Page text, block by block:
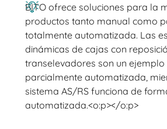
BITO ofrece soluciones para la
productos tanto manual como
totalmente automatizada. Las
dinámicas de cajas con
transelevadores son un ejemplo
parcialmente automatizada,
sistema AS/RS funciona de
automatizada.<o:p></o:p>